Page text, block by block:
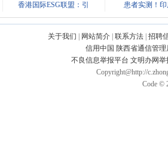
香港国际ESG联盟：引 患者实测！
关于我们 网站简介 联系方法 招聘
信用中国 陕西省通信管理
不良信息举报平台 文明办网
Copyright@http://
Code ©